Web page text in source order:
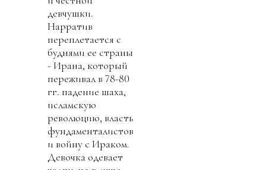
девчушки.
Нарратив
переплетается с
буднями ее страны
- Ирана, который
переживал в 78-80
гг. падение шаха,
исламскую
революцию, власть
фундаменталистов
и войну с Ираком.
Девочка одевает